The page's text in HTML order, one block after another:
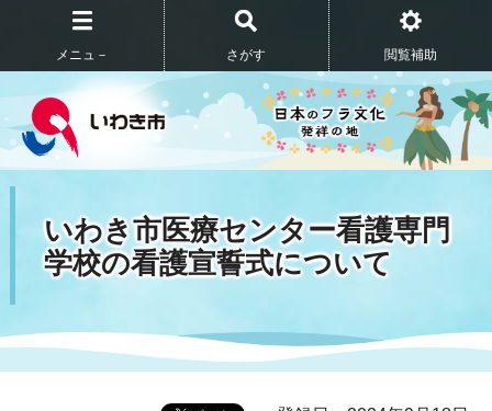
メニュ－ さがす 閲覧補助
いわき市医療センター看護専門
学校の看護宣誓式について